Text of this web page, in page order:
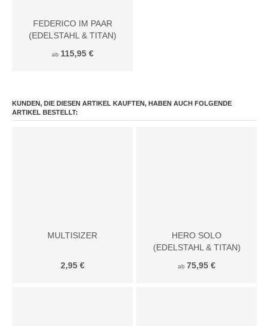
FEDERICO IM PAAR
(EDELSTAHL & TITAN)
ab 115,95 €
KUNDEN, DIE DIESEN ARTIKEL KAUFTEN, HABEN AUCH FOLGENDE
ARTIKEL BESTELLT:
MULTISIZER
2,95 €
HERO SOLO
(EDELSTAHL & TITAN)
ab 75,95 €